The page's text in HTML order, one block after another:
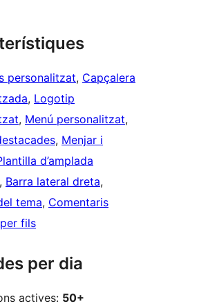
personalitzat, Capçalera
, Logotip
, Menú personalitzat
, Menjar i
d’amplada
, Barra lateral dreta
tema, Comentaris
fils
per dia
actives: 50+